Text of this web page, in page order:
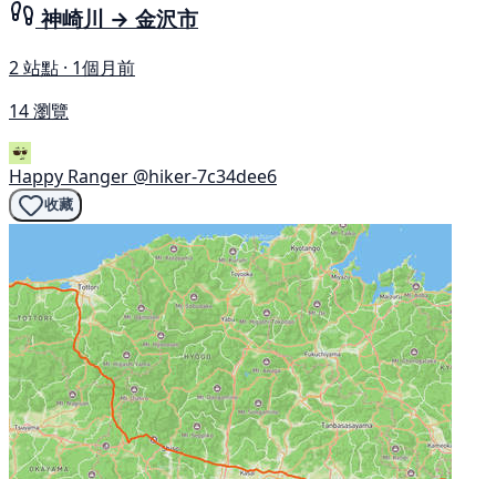
神崎川 → 金沢市
2 站點 · 1個月前
14 瀏覽
Happy Ranger @hiker-7c34dee6
收藏